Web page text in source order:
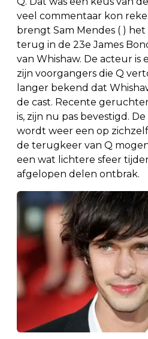
veel commentaar kon
brengt Sam Mendes ( )
terug in de 23e James
van Whishaw. De acteur is
zijn voorgangers die Q
langer bekend dat
de cast. Recente
is, zijn nu pas bevestigd.
wordt weer een op
de terugkeer van Q
een wat lichtere sfeer
afgelopen delen ontbrak.